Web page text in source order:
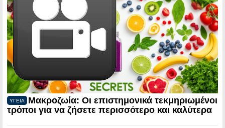
ΥΓΕΙΑ
Μακροζωία: Οι επιστημονικά τεκμηριωμένοι
τρόποι για να ζήσετε περισσότερο και καλύτερα